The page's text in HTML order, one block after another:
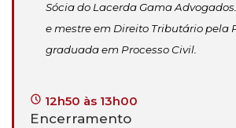
Sócia do Lacerda Gama
e mestre em Direito Tributário pela
graduada em Processo Civil.
12h50 às 13h00
Encerramento